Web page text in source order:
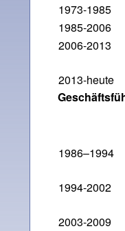
1973-1985
1985-2006
2006-2013
2013-heute
1986–1994
1994-2002
2003-2009